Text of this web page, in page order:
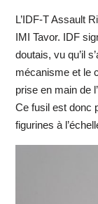
L’IDF-T Assault
IMI Tavor. IDF
doutais, vu qu’il
mécanisme et le
prise en main de
Ce fusil est donc
figurines à